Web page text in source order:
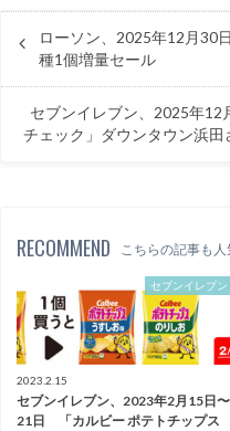
ローソン、2025年12月30
種1個増量セール
セブンイレブン、2025年12
チェック」ダウンタウン浜
RECOMMEND こちらの記事も人
セブンイレブン
2023.2.15
セブンイレブン、2023年2月15日〜
21日 「カルビー ポテトチップス